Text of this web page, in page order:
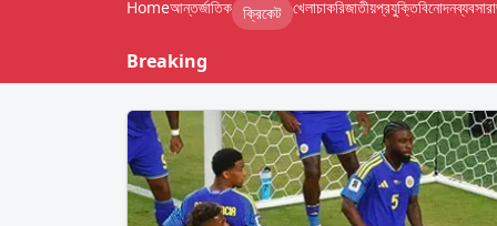
Homeআন্তর্জাতিক ক্রিকেট খেলাচাকরিজাতীয়প্রযুক্তিবিনোদনব্যবসা
Breaking